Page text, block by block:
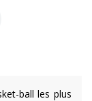
ball les plus